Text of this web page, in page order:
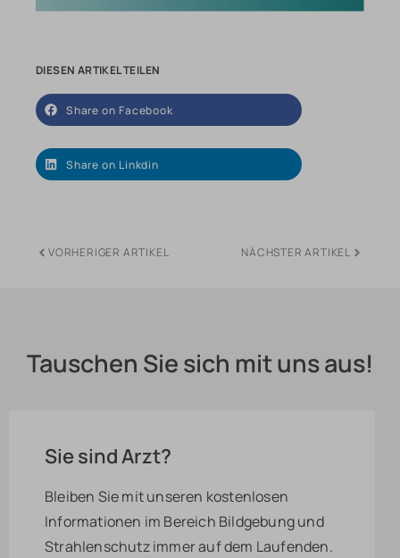
DIESEN ARTIKEL TEILEN
Share on Facebook
Share on Linkdin
VORHERIGER ARTIKEL NÄCHSTER ARTIKEL
Tauschen Sie sich mit uns aus!
Sie sind Arzt?
Bleiben Sie mit unseren kostenlosen
Informationen im Bereich Bildgebung und
Strahlenschutz immer auf dem Laufenden.